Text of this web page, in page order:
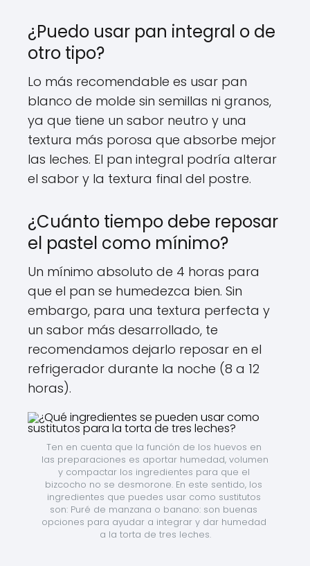
¿Puedo usar pan integral o de
otro tipo?
Lo más recomendable es usar pan
blanco de molde sin semillas ni granos,
ya que tiene un sabor neutro y una
textura más porosa que absorbe mejor
las leches. El pan integral podría alterar
el sabor y la textura final del postre.
¿Cuánto tiempo debe reposar
el pastel como mínimo?
Un mínimo absoluto de 4 horas para
que el pan se humedezca bien. Sin
embargo, para una textura perfecta y
un sabor más desarrollado, te
recomendamos dejarlo reposar en el
refrigerador durante la noche (8 a 12
horas).
Ten en cuenta que la función de los huevos en
las preparaciones es aportar humedad, volumen
y compactar los ingredientes para que el
bizcocho no se desmorone. En este sentido, los
ingredientes que puedes usar como sustitutos
son: Puré de manzana o banano: son buenas
opciones para ayudar a integrar y dar humedad
a la torta de tres leches.